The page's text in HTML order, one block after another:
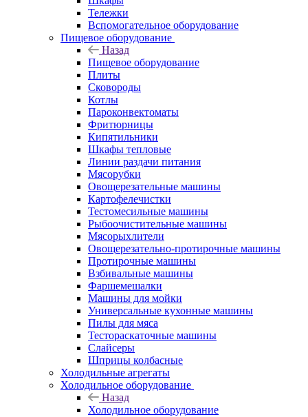
Тележки
Вспомогательное оборудование
Пищевое оборудование
Назад
Пищевое оборудование
Плиты
Сковороды
Котлы
Пароконвектоматы
Фритюрницы
Кипятильники
Шкафы тепловые
Линии раздачи питания
Мясорубки
Овощерезательные машины
Картофелечистки
Тестомесильные машины
Рыбоочистительные машины
Мясорыхлители
Овощерезательно-протирочные машины
Протирочные машины
Взбивальные машины
Фаршемешалки
Машины для мойки
Универсальные кухонные машины
Пилы для мяса
Тестораскаточные машины
Слайсеры
Шприцы колбасные
Холодильные агрегаты
Холодильное оборудование
Назад
Холодильное оборудование